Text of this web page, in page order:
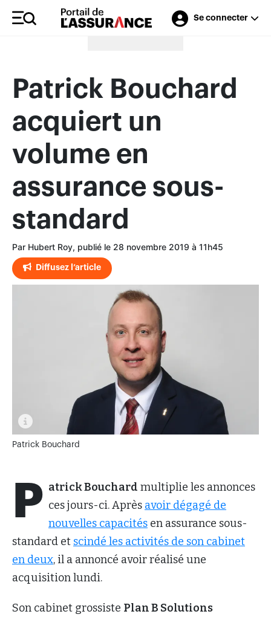
Se connecter
Merci à nos annonceurs
Patrick Bouchard
acquiert un
volume en
assurance sous-
standard
Par Hubert Roy, publié le 28 novembre 2019 à 11h45
Diffusez l’article
Patrick Bouchard
P atrick Bouchard multiplie les annonces
ces jours-ci. Après avoir dégagé de
nouvelles capacités en assurance sous-
standard et scindé les activités de son cabinet
en deux, il a annoncé avoir réalisé une
acquisition lundi.
Son cabinet grossiste Plan B Solutions